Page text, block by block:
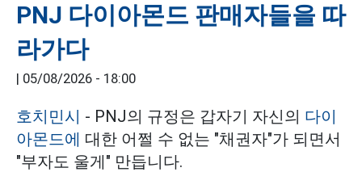
PNJ 다이아몬드 판매자들을 따
라가다
| 05/08/2026 - 18:00
호치민시 - PNJ의 규정은 갑자기 자신의 다이
아몬드에 대한 어쩔 수 없는 "채권자"가 되면서
"부자도 울게" 만듭니다.